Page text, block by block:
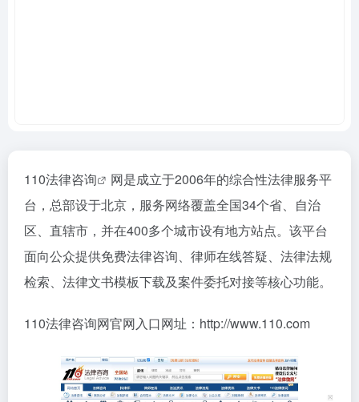
110法律咨询
网是成立于2006年的综合性法律服务平
台，总部设于北京，服务网络覆盖全国34个省、自治
区、直辖市，并在400多个城市设有地方站点。该平台
面向公众提供免费法律咨询、律师在线答疑、法律法规
检索、法律文书模板下载及案件委托对接等核心功能。
110法律咨询网官网入口网址：http://www.110.com